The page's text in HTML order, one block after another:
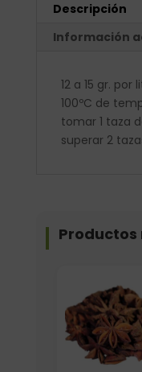
Descripción
Información
12 a 15 gr.
100ºC de
tomar 1 taza
superar 2
Elige: Peso/